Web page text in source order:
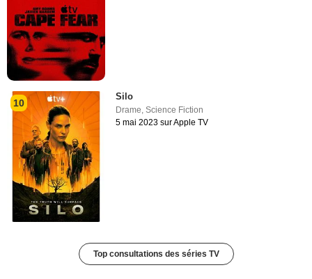
10
Silo
Drame,Science Fiction
5 mai 2023 sur Apple TV
Top consultations des séries TV